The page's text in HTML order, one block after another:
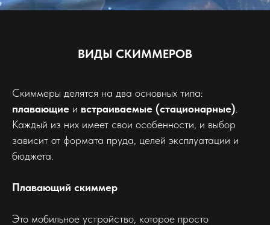
ВИДЫ СКИММЕРОВ
Скиммеры делятся на два основных типа:
плавающие и встраиваемые (стационарные)
Каждый из них имеет свои особенности, и выбор
зависит от формата пруда, целей эксплуатации и
бюджета.
Плавающий скиммер
Это мобильное устройство, которое просто